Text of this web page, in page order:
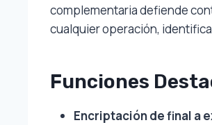
complementaria defiende
cualquier operación,
Funciones
Encriptación de final a